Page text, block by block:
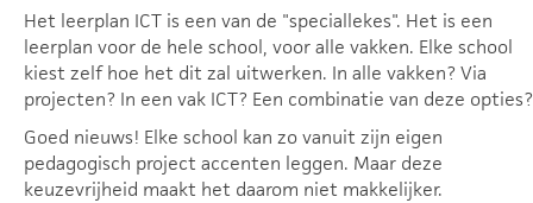
Het leerplan ICT is een van de "speciallekes". Het is een
leerplan voor de hele school, voor alle vakken. Elke school
kiest zelf hoe het dit zal uitwerken. In alle vakken? Via
projecten? In een vak ICT? Een combinatie van deze opties?
Goed nieuws! Elke school kan zo vanuit zijn eigen
pedagogisch project accenten leggen. Maar deze
keuzevrijheid maakt het daarom niet makkelijker.